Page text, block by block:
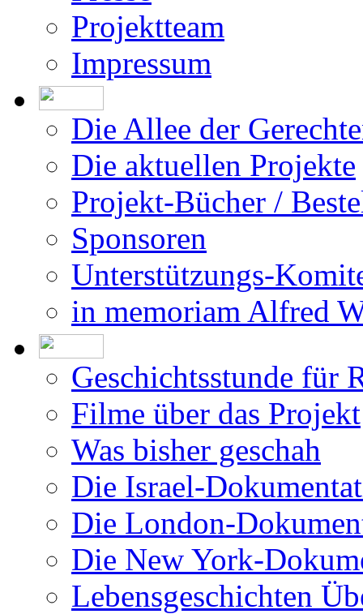
Die Allee der
Die aktuellen Projekte
Projekt-Bücher /
Sponsoren
Unterstützungs-
in memoriam Alfred
Geschichtsstunde für
Filme über das Projekt
Was bisher geschah
Die Israel-
Die London-
Die New York-
Lebensgeschichten
Lebensgeschichten
Begegnungen
Briefe in den Himmel